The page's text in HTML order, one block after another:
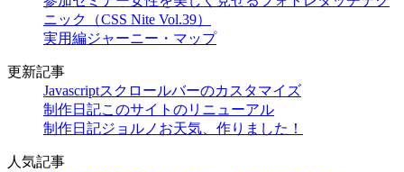
ニック（CSS Nite Vol.39）
実用編ジャーニー・マップ
更新記事
Javascriptスクロールバーのカスタマイズ
制作日記このサイトのリニューアル
制作日記ジョルノお天気、作りました！
人気記事